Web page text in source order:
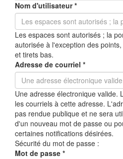
Nom d'utilisateur*
Les espaces sont autorisés ; la
autorisée à l'exception des
et tirets bas.
Adresse de courriel *
Une adresse électronique valide.
les courriels à cette adresse.
pas rendue publique et ne sera
d'un nouveau mot de passe ou
certaines notifications désirées.
Sécurité du mot de passe :
Mot de passe *